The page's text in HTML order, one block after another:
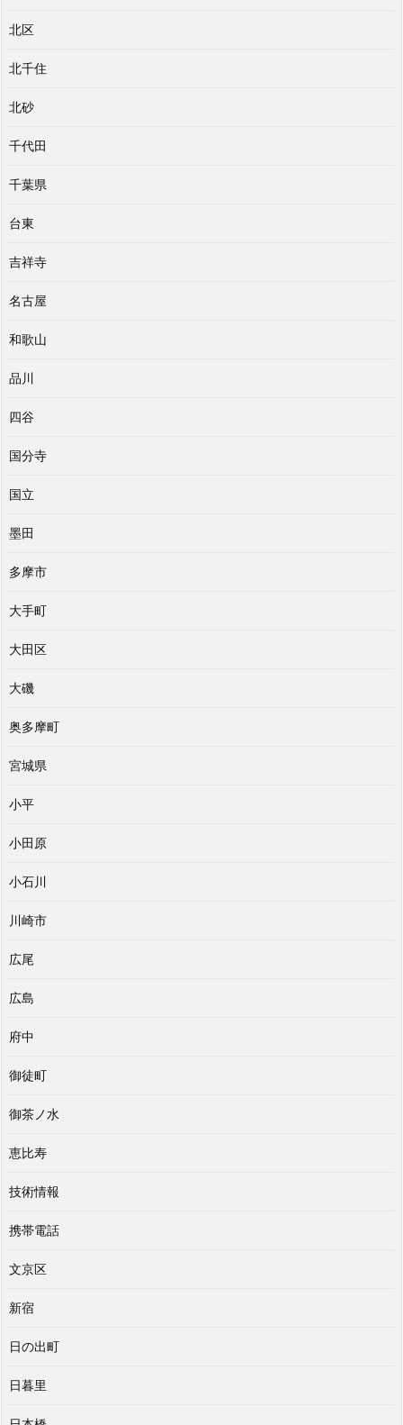
北区
北千住
北砂
千代田
千葉県
台東
吉祥寺
名古屋
和歌山
品川
四谷
国分寺
国立
墨田
多摩市
大手町
大田区
大磯
奥多摩町
宮城県
小平
小田原
小石川
川崎市
広尾
広島
府中
御徒町
御茶ノ水
恵比寿
技術情報
携帯電話
文京区
新宿
日の出町
日暮里